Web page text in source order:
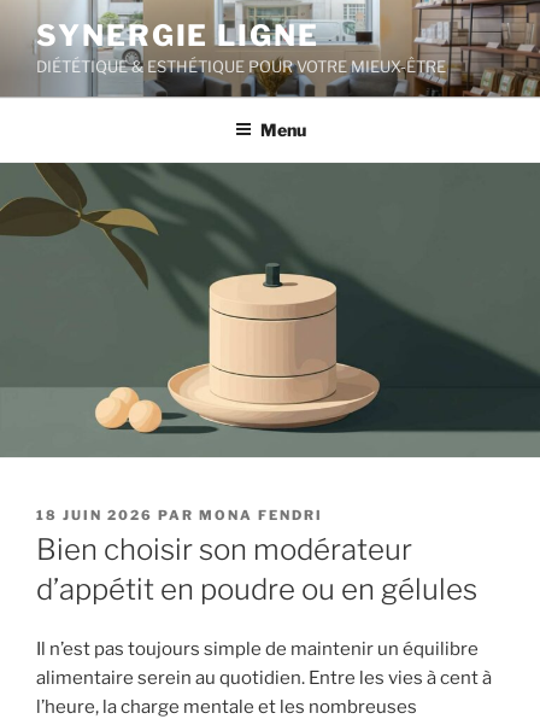
contenu
principal
SYNERGIE LIGNE
DIÉTÉTIQUE & ESTHÉTIQUE POUR VOTRE MIEUX-ÊTRE
Menu
PUBLIÉ
LE
18 JUIN 2026 PAR MONA FENDRI
Bien choisir son modérateur
d’appétit en poudre ou en gélules
Il n’est pas toujours simple de maintenir un équilibre
alimentaire serein au quotidien. Entre les vies à cent à
l’heure, la charge mentale et les nombreuses